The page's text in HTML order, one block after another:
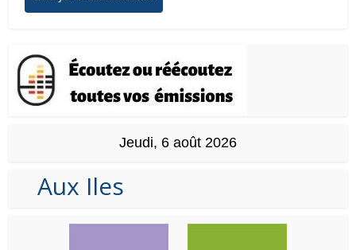
Jeudi, 6 août 2026
Aux Iles